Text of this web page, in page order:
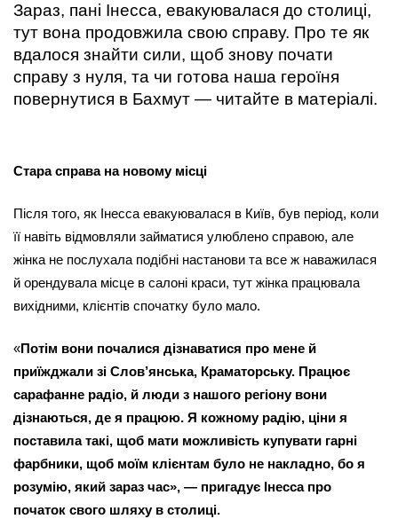
Зараз, пані Інесса, евакуювалася до столиці,
тут вона продовжила свою справу. Про те як
вдалося знайти сили, щоб знову почати
справу з нуля, та чи готова наша героїня
повернутися в Бахмут — читайте в матеріалі.
Стара справа на новому місці
Після того, як Інесса евакуювалася в Київ, був період, коли
її навіть відмовляли займатися улюблено справою, але
жінка не послухала подібні настанови та все ж наважилася
й орендувала місце в салоні краси, тут жінка працювала
вихідними, клієнтів спочатку було мало.
«Потім вони почалися дізнаватися про мене й
приїжджали зі Слов’янська, Краматорську. Працює
сарафанне радіо, й люди з нашого регіону вони
дізнаються, де я працюю. Я кожному радію, ціни я
поставила такі, щоб мати можливість купувати гарні
фарбники, щоб моїм клієнтам було не накладно, бо я
розумію, який зараз час», — пригадує Інесса про
початок свого шляху в столиці.